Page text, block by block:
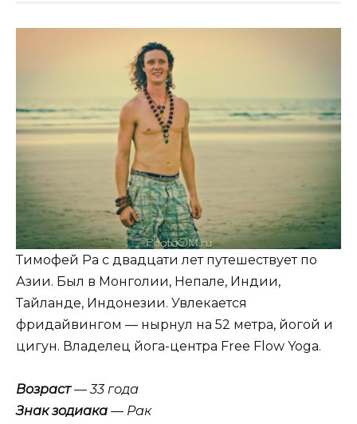
Тимофей Ра с двадцати лет путешествует по
Азии. Был в Монголии, Непале, Индии,
Тайланде, Индонезии. Увлекается
фридайвингом — нырнул на 52 метра, йогой и
цигун. Владелец йога-центра Free Flow Yoga.
Возраст— 33 года
Знак зодиака — Рак